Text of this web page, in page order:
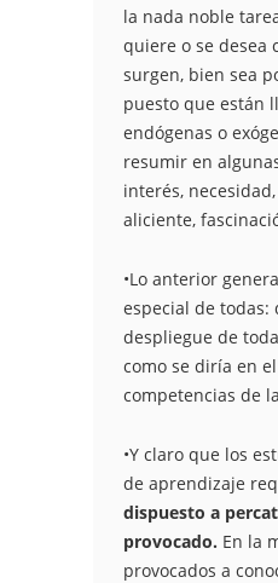
la nada noble
quiere o se desea
surgen, bien sea
puesto que están
endógenas o
resumir en
interés,
aliciente,
•Lo anterior
especial de todas:
despliegue de
como se diría en
competencias de
•Y claro que los
de aprendizaje
dispuesto a
provocado. En la
provocados a